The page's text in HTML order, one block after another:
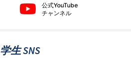
公式YouTube
チャンネル
学生 SNS